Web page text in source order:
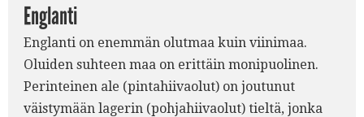
Englanti
Englanti on enemmän olutmaa kuin viinimaa.
Oluiden suhteen maa on erittäin monipuolinen.
Perinteinen ale (pintahiivaolut) on joutunut
väistymään lagerin (pohjahiivaolut) tieltä, jonka